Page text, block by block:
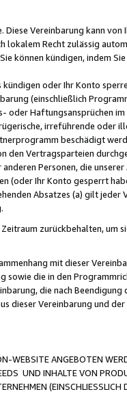
Vereinbarung kann von
Recht zulässig
können kündigen, indem
oder Ihr Konto
(einschließlich
oder Haftungsansprüchen
irreführende oder
beschädigt
den Vertragsparteien
Personen, die unserer
(oder Ihr Konto gesperrt
Absatzes (a) gilt jeder
zurückbehalten, um
mit dieser
sowie die in den
die nach
dieser Vereinbarung und
WEBSITE ANGEBOTEN
UND INHALTE VON